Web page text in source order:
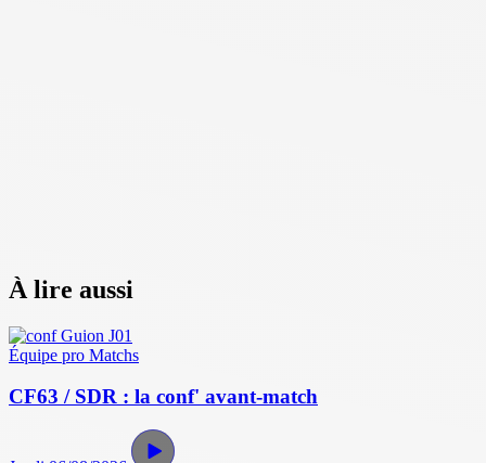
À lire aussi
Équipe pro Matchs
CF63 / SDR : la conf' avant-match